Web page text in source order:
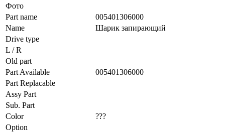
Фото
Part name
005401306000
Name
Шарик запирающий
Drive type
L / R
Old part
Part Available
005401306000
Part Replacable
Assy Part
Sub. Part
Color
???
Option